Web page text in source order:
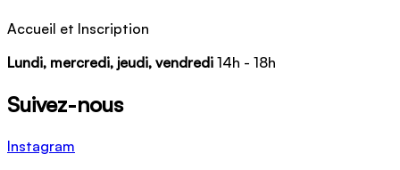
Accueil et Inscription
Lundi, mercredi, jeudi, vendredi 14h - 18h
Suivez-nous
Instagram